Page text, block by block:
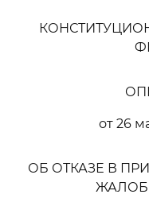
от 26
ОБ ОТКАЗЕ В